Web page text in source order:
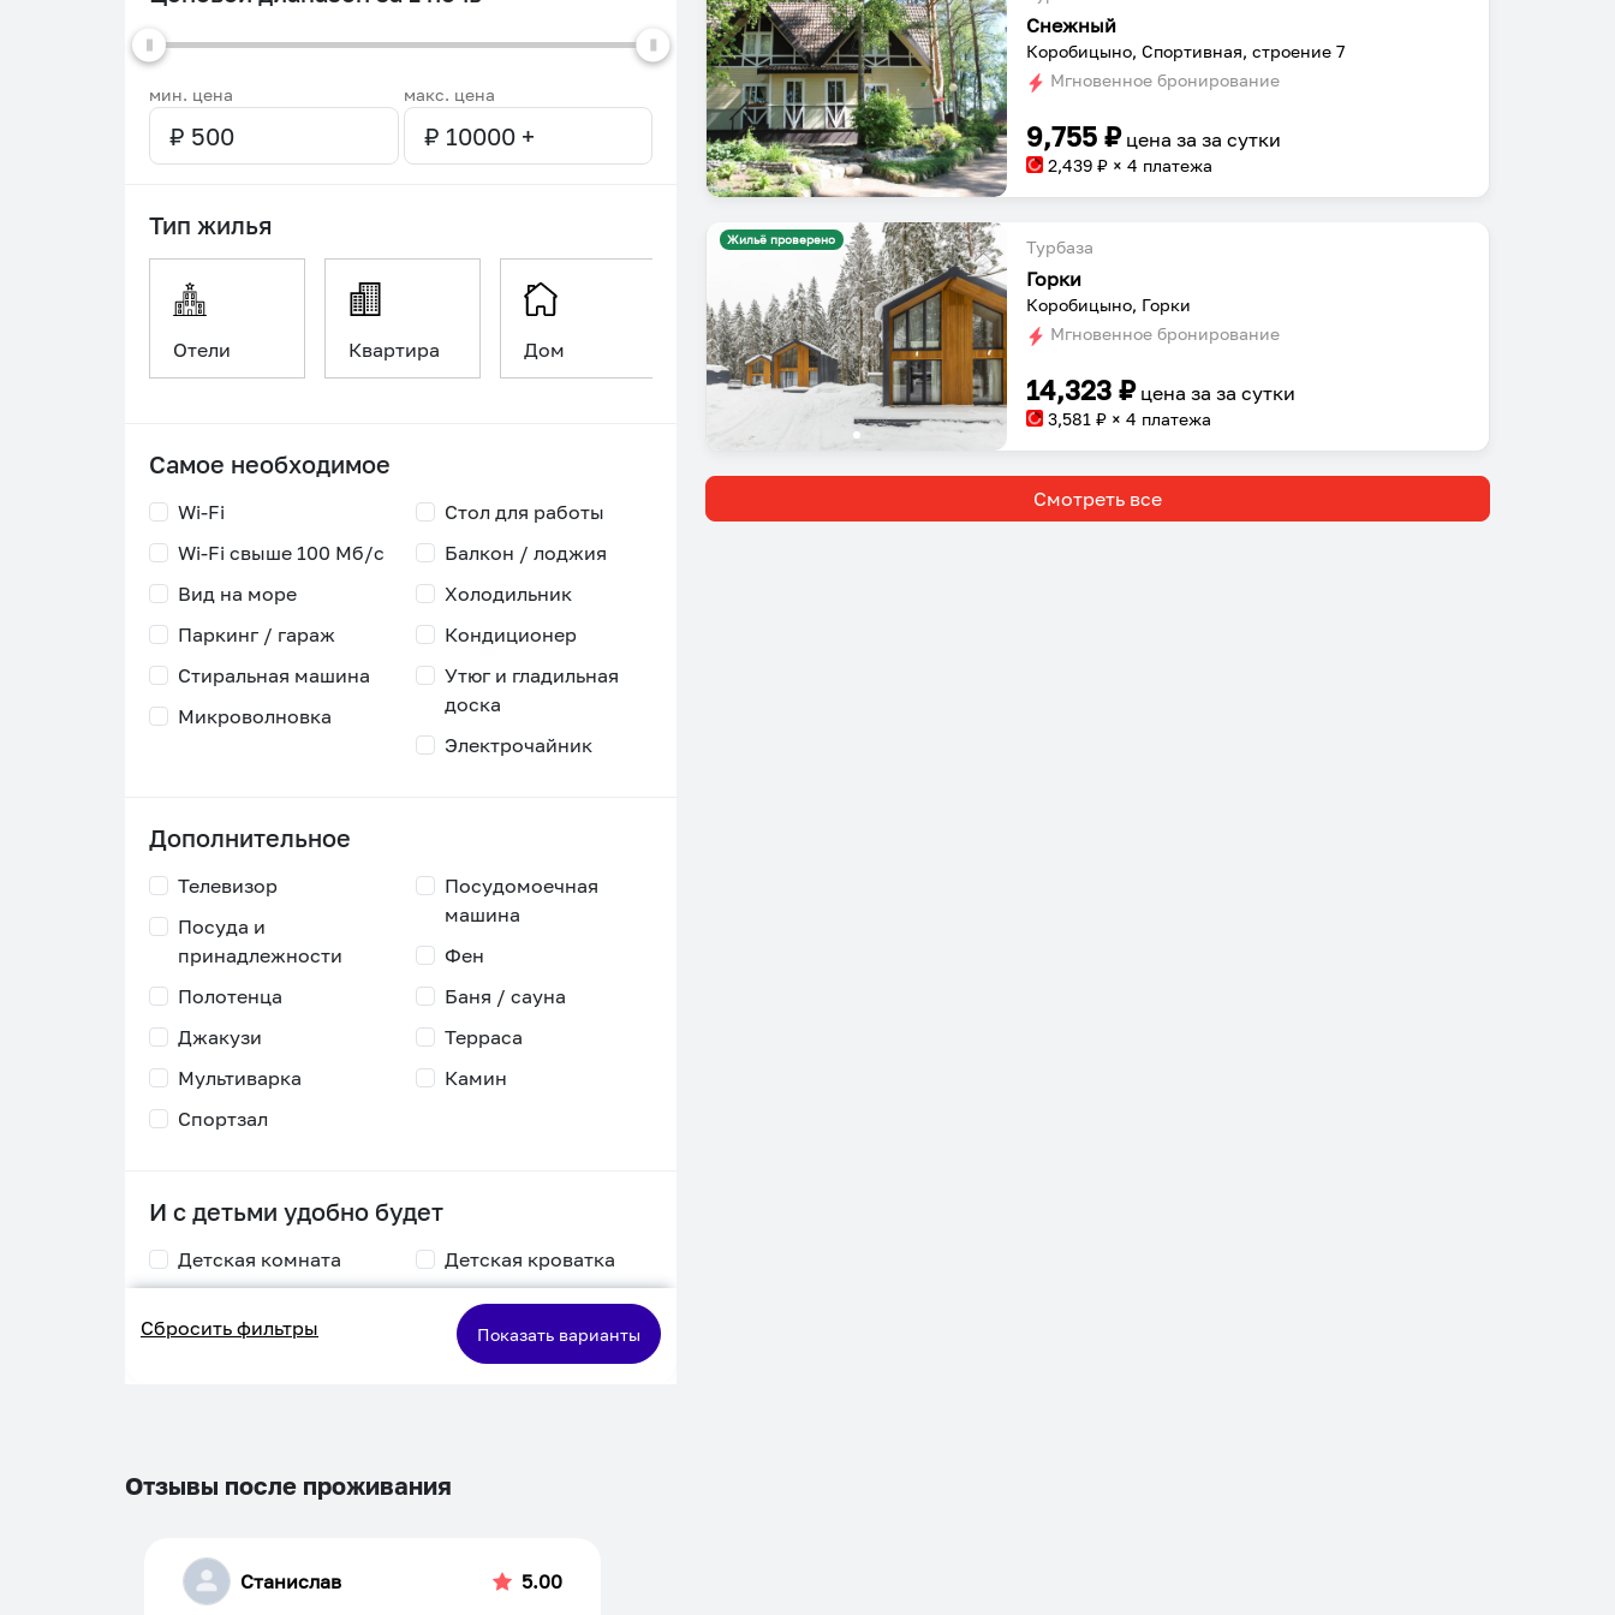
dates.
мин. цена макс. цена
Тип жилья
Отели Квартира Дом Уникальное
Самое необходимое
Wi-Fi
Wi-Fi свыше 100 Мб/с
Стол для работы
Балкон / лоджия
Вид на море
Паркинг / гараж
Холодильник
Кондиционер
Стиральная машина
Микроволновка
Утюг и гладильная
доска
Электрочайник
Дополнительное
Телевизор
Посуда и
принадлежности
Посудомоечная
машина
Фен
Полотенца
Джакузи
Баня / сауна
Терраса
Мультиварка
Спортзал
Камин
И с детьми удобно будет
Детская комната
кормления
Детская кроватка
Двухъярусная
кровать
Сбросить фильтры Показать варианты
Снежный
Коробицыно, Спортивная, строение 7
Мгновенное бронирование
9,755 ₽ цена заза сутки
2,439 ₽ × 4 платежа
Жильё проверено Турбаза
Горки
Коробицыно, Горки
Мгновенное бронирование
14,323 ₽ цена заза сутки
3,581 ₽ × 4 платежа
Смотреть все
Отзывы после проживания
Станислав 5.00